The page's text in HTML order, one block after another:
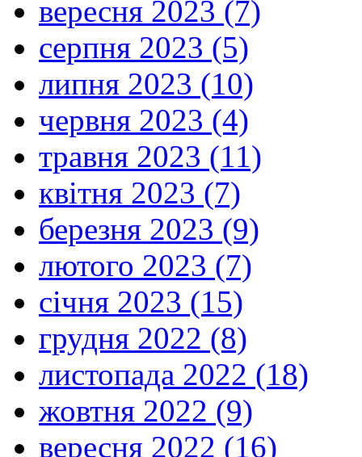
вересня 2023 (7)
серпня 2023 (5)
липня 2023 (10)
червня 2023 (4)
травня 2023 (11)
квітня 2023 (7)
березня 2023 (9)
лютого 2023 (7)
січня 2023 (15)
грудня 2022 (8)
листопада 2022 (18)
жовтня 2022 (9)
вересня 2022 (16)